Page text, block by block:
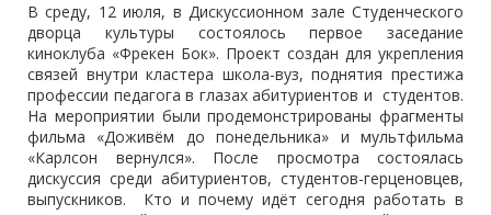
В среду, 12 июля, в Дискуссионном зале Студенческого
дворца культуры состоялось первое заседание
киноклуба «Фрекен Бок». Проект создан для укрепления
связей внутри кластера школа-вуз, поднятия престижа
профессии педагога в глазах абитуриентов и студентов.
На мероприятии были продемонстрированы фрагменты
фильма «Доживём до понедельника» и мультфильма
«Карлсон вернулся». После просмотра состоялась
дискуссия среди абитуриентов, студентов-герценовцев,
выпускников. Кто и почему идёт сегодня работать в